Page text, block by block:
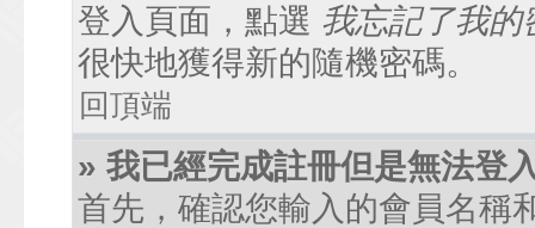
登入頁面，點選 我忘記了我的
很快地獲得新的隨機密碼。
回頂端
» 我已經完成註冊但是無法登
首先，確認您輸入的會員名稱